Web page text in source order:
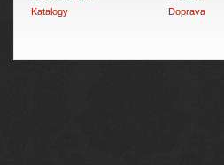
Katalogy
Doprava